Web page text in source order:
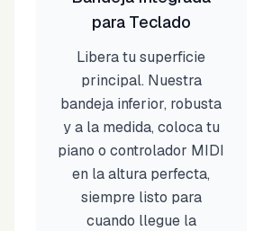
para Teclado
Libera tu superficie
principal. Nuestra
bandeja inferior, robusta
y a la medida, coloca tu
piano o controlador MIDI
en la altura perfecta,
siempre listo para
cuando llegue la